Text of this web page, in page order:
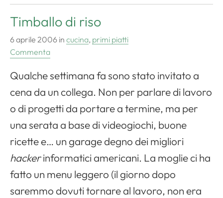
Timballo di riso
6 aprile 2006 in cucina, primi piatti
Commenta
Qualche settimana fa sono stato invitato a
cena da un collega. Non per parlare di lavoro
o di progetti da portare a termine, ma per
una serata a base di videogiochi, buone
ricette e… un garage degno dei migliori
hackerinformatici americani. La moglie ci ha
fatto un menu leggero (il giorno dopo
saremmo dovuti tornare al lavoro, non era